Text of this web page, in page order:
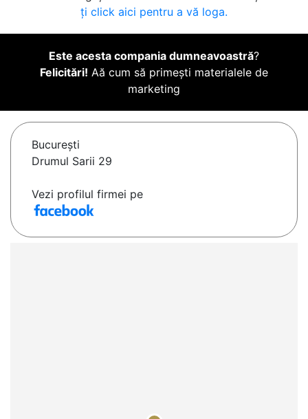
ți click aici pentru a vă loga.
Este acesta compania dumneavoastră?
Felicitări! Aă cum să primești materialele de
marketing
Bucureşti
Drumul Sarii 29
Vezi profilul firmei pe